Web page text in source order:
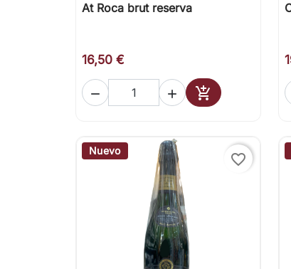
 Vista rápida
At Roca brut reserva
16,50 €
  
Añadir al carrito
Nuevo
favorite_border